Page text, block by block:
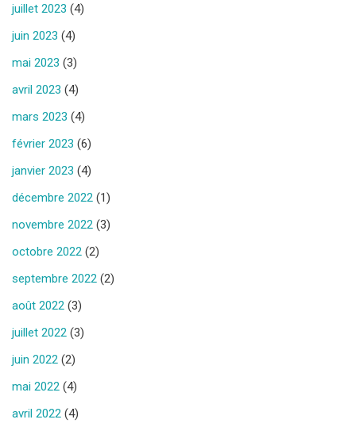
juillet 2023 (4)
juin 2023 (4)
mai 2023 (3)
avril 2023 (4)
mars 2023 (4)
février 2023 (6)
janvier 2023 (4)
décembre 2022 (1)
novembre 2022 (3)
octobre 2022 (2)
septembre 2022 (2)
août 2022 (3)
juillet 2022 (3)
juin 2022 (2)
mai 2022 (4)
avril 2022 (4)